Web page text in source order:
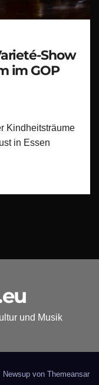
Show
im GOP
Kindheitsträume
in Essen
und Musik
Newsup von Themeansar